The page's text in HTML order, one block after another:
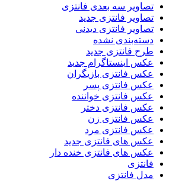
تصاویر سه بعدی فانتزی
تصاویر فانتزی جدید
تصاویر فانتزی دیدنی
دسته‌بندی نشده
طرح فانتزی جدید
عکس اینستاگرام جدید
عکس فانتزی بازیگران
عکس فانتزی پسر
عکس فانتزی خواننده
عکس فانتزی دختر
عکس فانتزی زن
عکس فانتزی مرد
عکس های فانتزی جدید
عکس های فانتزی خنده دار
فانتزی
مدل فانتزی